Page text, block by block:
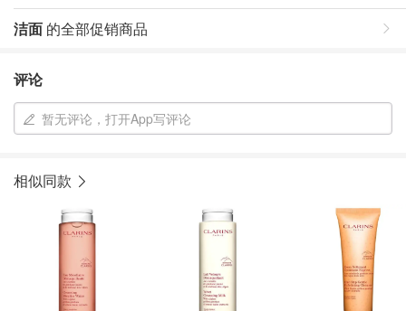
洁面 的全部促销商品
评论
暂无评论，打开App写评论
相似同款